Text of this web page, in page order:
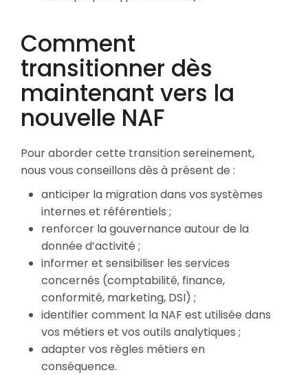
Comment
transitionner dès
maintenant vers la
nouvelle NAF
Pour aborder cette transition sereinement,
nous vous conseillons dès à présent de :
anticiper la migration dans vos systèmes
internes et référentiels ;
renforcer la gouvernance autour de la
donnée d’activité ;
informer et sensibiliser les services
concernés (comptabilité, finance,
conformité, marketing, DSI) ;
identifier comment la NAF est utilisée dans
vos métiers et vos outils analytiques ;
adapter vos règles métiers en
conséquence.